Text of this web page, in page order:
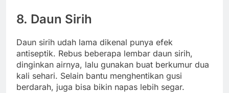
8. Daun Sirih
Daun sirih udah lama dikenal punya efek
antiseptik. Rebus beberapa lembar daun sirih,
dinginkan airnya, lalu gunakan buat berkumur dua
kali sehari. Selain bantu menghentikan gusi
berdarah, juga bisa bikin napas lebih segar.